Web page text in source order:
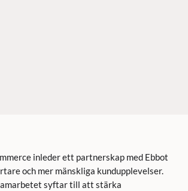
inleder ett partnerskap med Ebbot
och mer mänskliga kundupplevelser.
syftar till att stärka